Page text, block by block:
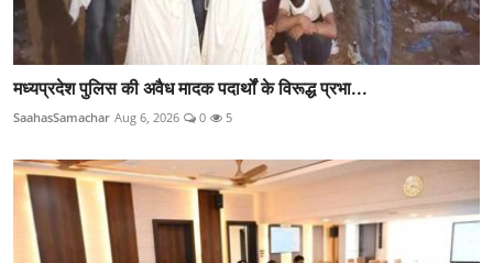
मध्यप्रदेश पुलिस की अवैध मादक पदार्थों के विरूद्ध प्रभा...
SaahasSamachar Aug 6, 2026 0 5